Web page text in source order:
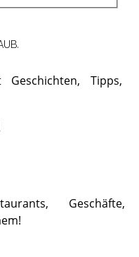
Geschichten, Tipps,
Geschäfte,